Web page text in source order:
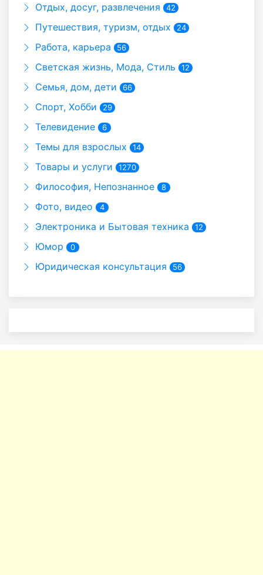
Отдых, досуг, развлечения 42
Путешествия, туризм, отдых 24
Работа, карьера 56
Светская жизнь, Мода, Стиль 12
Семья, дом, дети 66
Спорт, Хобби 29
Телевидение 6
Темы для взрослых 14
Товары и услуги 1270
Философия, Непознанное 8
Фото, видео 4
Электроника и Бытовая техника 12
Юмор 0
Юридическая консультация 56